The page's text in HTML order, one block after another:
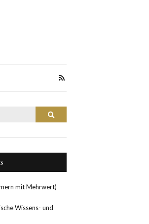
Suchen
mit Mehrwert)
Wissens- und